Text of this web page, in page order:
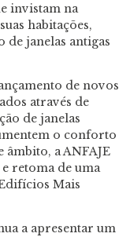
invistam na
habitações,
de janelas antigas
de novos
através de
de janelas
o conforto
a ANFAJE
retoma de uma
Mais
a apresentar um